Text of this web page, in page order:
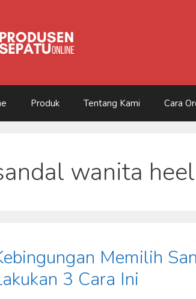
Produk Tentang Kami Cara
wanita
Memilih
3 Cara Ini